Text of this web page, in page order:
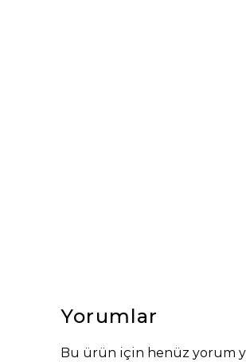
Yorumlar
Bu ürün için henüz yorum